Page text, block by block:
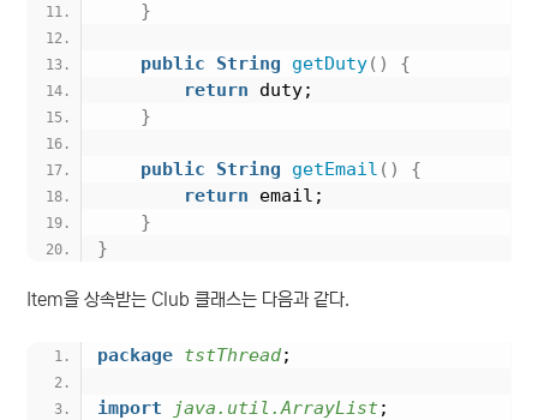
}
public String getDuty()
{
return duty;
}
public String getEmail ()
{
return email;
}
}
Item을 상속받는 Club 클래스는 다음과 같다.
package tstThread;
import java.util.ArrayList;